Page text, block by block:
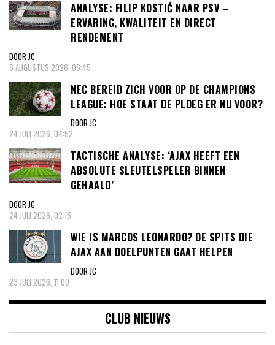
ANALYSE: FILIP KOSTIĆ NAAR PSV –
ERVARING, KWALITEIT EN DIRECT
RENDEMENT
DOOR JC
6 AUGUSTUS 2026, 06:45
NEC BEREID ZICH VOOR OP DE CHAMPIONS
LEAGUE: HOE STAAT DE PLOEG ER NU VOOR?
DOOR JC
24 JULI 2026, 04:52
TACTISCHE ANALYSE: ‘AJAX HEEFT EEN
ABSOLUTE SLEUTELSPELER BINNEN
GEHAALD’
DOOR JC
24 JULI 2026, 02:15
WIE IS MARCOS LEONARDO? DE SPITS DIE
AJAX AAN DOELPUNTEN GAAT HELPEN
DOOR JC
23 JULI 2026, 11:00
CLUB NIEUWS